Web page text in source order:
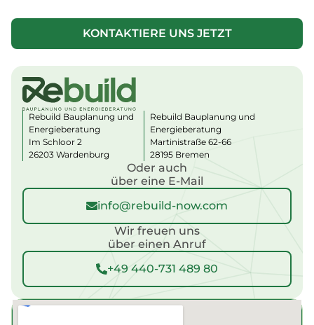
s
*
KONTAKTIERE UNS JETZT
lt
e
Rebuild Bauplanung und
Energieberatung
Im Schloor 2
26203 Wardenburg
Rebuild Bauplanung und
Energieberatung
Martinistraße 62-66
28195 Bremen
Wir freuen uns
über einen Anruf
+49 440-731 489 80
Oder auch
über eine E-Mail
info@rebuild-now.com